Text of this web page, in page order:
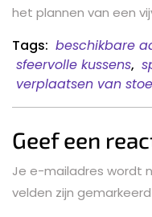
het plannen van een
Tags: beschikbare
sfeervolle kussens,
verplaatsen van
Geef een
Je e-mailadres wordt
velden zijn